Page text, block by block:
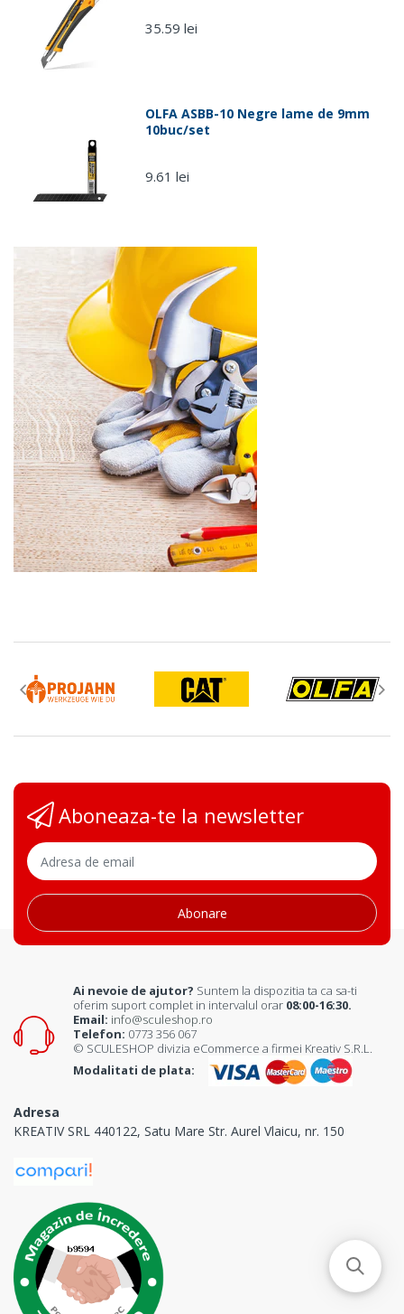
35.59 lei
OLFA ASBB-10 Negre lame de 9mm
10buc/set
9.61 lei
Aboneaza-te la newsletter
Abonare
Ai nevoie de ajutor? Suntem la dispozitia ta ca sa-ti
oferim suport complet in intervalul orar 08:00-16:30.
Email: info@sculeshop.ro
Telefon: 0773 356 067
© SCULESHOP divizia eCommerce a firmei Kreativ S.R.L.
Modalitati de plata:
Adresa
KREATIV SRL 440122, Satu Mare Str. Aurel Vlaicu, nr. 150